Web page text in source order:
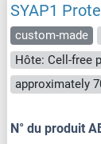
SYAP1
custom-made
Hôte: Cell-free
N° du produit